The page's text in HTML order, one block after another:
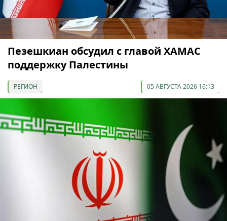
Пезешкиан обсудил с главой ХАМАС
поддержку Палестины
РЕГИОН 05 АВГУСТА 2026 16:13